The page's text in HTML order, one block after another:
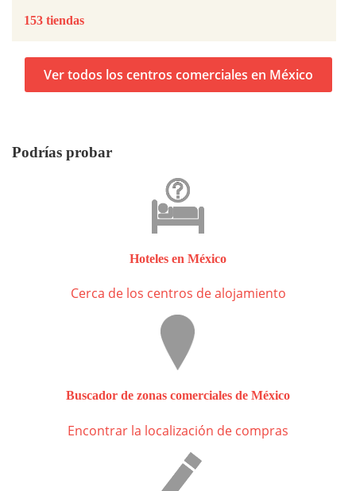
153 tiendas
Ver todos los centros comerciales en México
Podrías probar
Hoteles en México
Cerca de los centros de alojamiento
Buscador de zonas comerciales de México
Encontrar la localización de compras